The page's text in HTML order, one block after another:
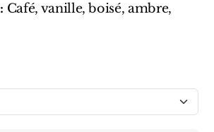
Café, vanille, boisé, ambre,